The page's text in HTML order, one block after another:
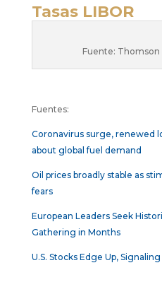
Tasas LIBOR
Fuente: Thomson
Fuentes:
Coronavirus surge, renewed
about global fuel demand
Oil prices broadly stable as
fears
European Leaders Seek
Gathering in Months
U.S. Stocks Edge Up,